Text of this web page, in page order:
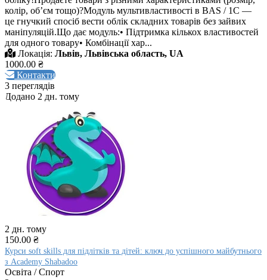
колір, обʼєм тощо)?Модуль мультивластивості в BAS / 1C —
це гнучкий спосіб вести облік складних товарів без зайвих
маніпуляцій.Що дає модуль:• Підтримка кількох властивостей
для одного товару• Комбінації хар...
Локація: Львів, Львівська область, UA
1000.00 ₴
Контакти
3 переглядів
Додано 2 дн. тому
2 дн. тому
150.00 ₴
Курси soft skills для підлітків та дітей: ключ до успішного майбутнього
з Academy Shabadoo
Освіта / Спорт